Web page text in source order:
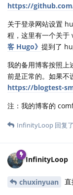
https://
关于登录网站设置
程，这里有一个关于
客 Hugo》 提到了
我的备用博客按照上
前是正常的。如果不
https://blogtest-
注：我的博客的
InfinityLoop 回复
InfinityLoop
chuxinyuan 直